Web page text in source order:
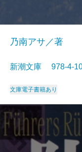
乃南アサ／著
新潮文庫 978-4-
文庫電子書籍あり